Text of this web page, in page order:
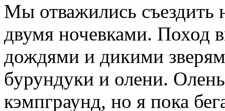
Мы отважились съездить
двумя ночевками. Поход
дождями и дикими
бурундуки и олени.
кэмпграунд, но я пока